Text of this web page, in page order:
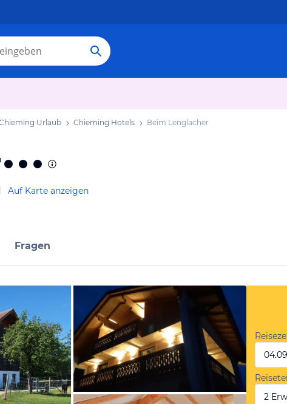
Urlaub Chieming Hotels Beim Lenglacher
Auf Karte anzeigen
Fragen
2